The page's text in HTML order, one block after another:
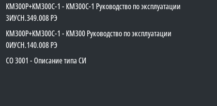
КМ300Р+КМ300С-1 - КМ300C-1 Руководство по эксплуатации
3ИУСН.349.008 РЭ
КМ300Р+КМ300С-1 - КМ300 Руководство по эксплуатации
0ИУСН.140.008 РЭ
СО 3001 - Описание типа СИ